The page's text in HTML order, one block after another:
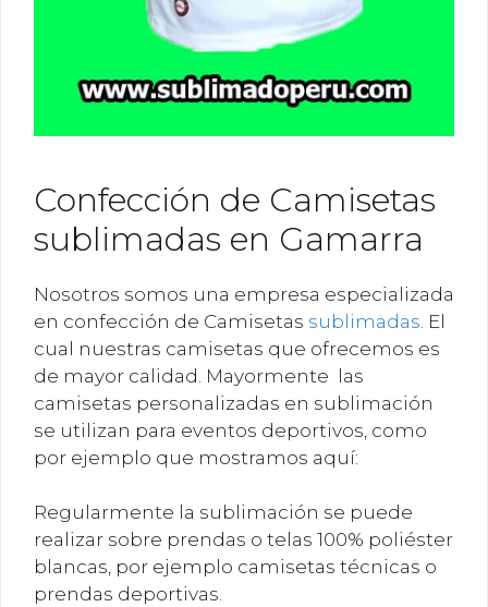
Confección de Camisetas
sublimadas en Gamarra
Nosotros somos una empresa especializada
en confección de Camisetas sublimadas . El
cual nuestras camisetas que ofrecemos es
de mayor calidad. Mayormente las
camisetas personalizadas en sublimación
se utilizan para eventos deportivos, como
por ejemplo que mostramos aquí:
Regularmente la sublimación se puede
realizar sobre prendas o telas 100% poliéster
blancas, por ejemplo camisetas técnicas o
prendas deportivas.